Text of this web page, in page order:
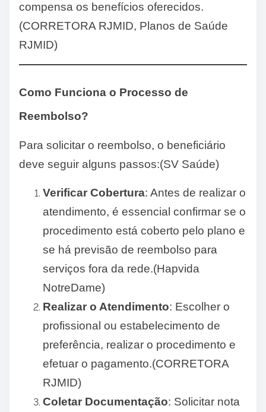
compensa os benefícios oferecidos.
(CORRETORA RJMID, Planos de Saúde
RJMID)
Como Funciona o Processo de
Reembolso?
Para solicitar o reembolso, o beneficiário
deve seguir alguns passos:(SV Saúde)
Verificar Cobertura: Antes de realizar o
atendimento, é essencial confirmar se o
procedimento está coberto pelo plano e
se há previsão de reembolso para
serviços fora da rede.(Hapvida
NotreDame)
Realizar o Atendimento: Escolher o
profissional ou estabelecimento de
preferência, realizar o procedimento e
efetuar o pagamento.(CORRETORA
RJMID)
Coletar Documentação: Solicitar nota